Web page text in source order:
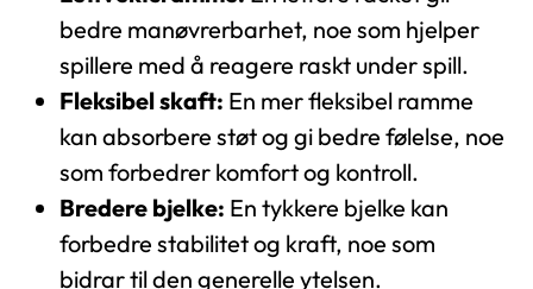
bedre manøvrerbarhet, noe som hjelper
spillere med å reagere raskt under spill.
Fleksibel skaft: En mer fleksibel ramme
kan absorbere støt og gi bedre følelse, noe
som forbedrer komfort og kontroll.
Bredere bjelke: En tykkere bjelke kan
forbedre stabilitet og kraft, noe som
bidrar til den generelle ytelsen.